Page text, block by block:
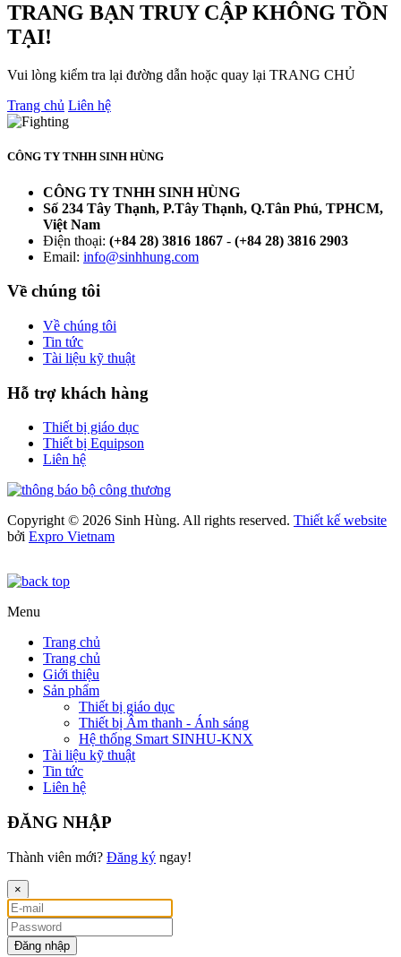
TRANG BẠN TRUY CẬP KHÔNG TỒN
TẠI!
Vui lòng kiểm tra lại đường dẫn hoặc quay lại TRANG CHỦ
Trang chủ Liên hệ
CÔNG TY TNHH SINH HÙNG
CÔNG TY TNHH SINH HÙNG
Số 234 Tây Thạnh, P.Tây Thạnh, Q.Tân Phú, TPHCM,
Việt Nam
Điện thoại: (+84 28) 3816 1867 - (+84 28) 3816 2903
Email: info@sinhhung.com
Về chúng tôi
Về chúng tôi
Tin tức
Tài liệu kỹ thuật
Hỗ trợ khách hàng
Thiết bị giáo dục
Thiết bị Equipson
Liên hệ
Copyright © 2026 Sinh Hùng. All rights reserved. Thiết kế website
bởi Expro Vietnam
Menu
Trang chủ
Trang chủ
Giới thiệu
Sản phẩm
Thiết bị giáo dục
Thiết bị Âm thanh - Ánh sáng
Hệ thống Smart SINHU-KNX
Tài liệu kỹ thuật
Tin tức
Liên hệ
ĐĂNG NHẬP
Thành viên mới? Đăng ký ngay!
×
Đăng nhập